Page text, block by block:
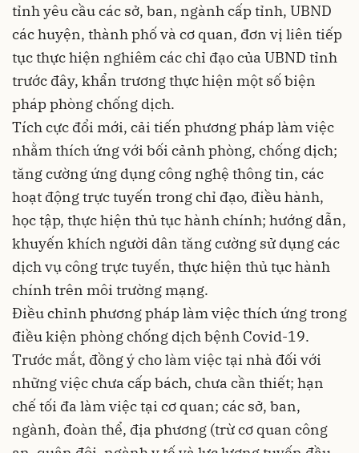
tỉnh yêu cầu các sở, ban, ngành cấp tỉnh, UBND
các huyện, thành phố và cơ quan, đơn vị liên tiếp
tục thực hiện nghiêm các chỉ đạo của UBND tỉnh
trước đây, khẩn trương thực hiện một số biện
pháp phòng chống dịch.
Tích cực đổi mới, cải tiến phương pháp làm việc
nhằm thích ứng với bối cảnh phòng, chống dịch;
tăng cường ứng dụng công nghệ thông tin, các
hoạt động trực tuyến trong chỉ đạo, điều hành,
học tập, thực hiện thủ tục hành chính; hướng dẫn,
khuyến khích người dân tăng cường sử dụng các
dịch vụ công trực tuyến, thực hiện thủ tục hành
chính trên môi trường mạng.
Điều chỉnh phương pháp làm việc thích ứng trong
điều kiện phòng chống dịch bệnh Covid-19.
Trước mắt, đồng ý cho làm việc tại nhà đối với
những việc chưa cấp bách, chưa cần thiết; hạn
chế tối đa làm việc tại cơ quan; các sở, ban,
ngành, đoàn thể, địa phương (trừ cơ quan công